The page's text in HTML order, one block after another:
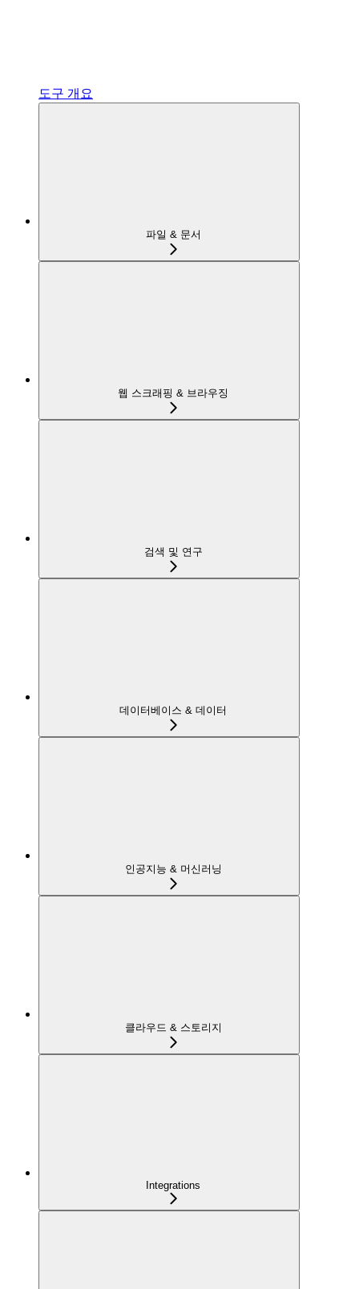
도구 개요
파일 & 문서
웹 스크래핑 & 브라우징
검색 및 연구
데이터베이스 & 데이터
인공지능 & 머신러닝
클라우드 & 스토리지
Integrations